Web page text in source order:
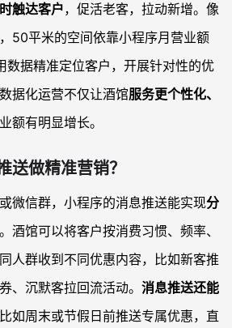
触达客户，促活老客，拉动新增。像
50平米的空间依靠小程序月营业额
数据精准定位客户，开展针对性的优
据化运营不仅让酒馆服务更个性化、
额有明显增长。
送做精准营销？
微信群，小程序的消息推送能实现分
。酒馆可以将客户按消费习惯、频率、
人群收到不同优惠内容，比如新客推
券、沉默客拉回流活动。 消息推送还能
如周末或节假日前推送专属优惠，直